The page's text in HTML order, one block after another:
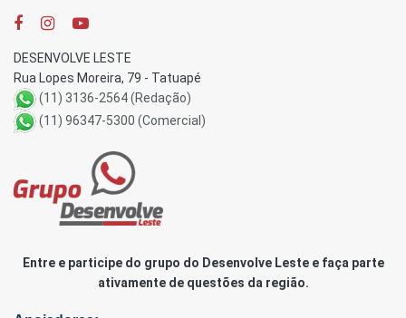
DESENVOLVE LESTE
Rua Lopes Moreira, 79 - Tatuapé
(11) 3136-2564 (Redação)
(11) 96347-5300 (Comercial)
Entre e participe do grupo do Desenvolve Leste e faça parte
ativamente de questões da região.